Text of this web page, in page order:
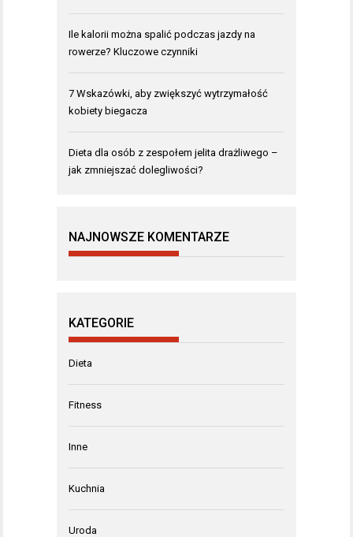
Ile kalorii można spalić podczas jazdy na
rowerze? Kluczowe czynniki
7 Wskazówki, aby zwiększyć wytrzymałość
kobiety biegacza
Dieta dla osób z zespołem jelita drażliwego –
jak zmniejszać dolegliwości?
NAJNOWSZE KOMENTARZE
KATEGORIE
Dieta
Fitness
Inne
Kuchnia
Uroda